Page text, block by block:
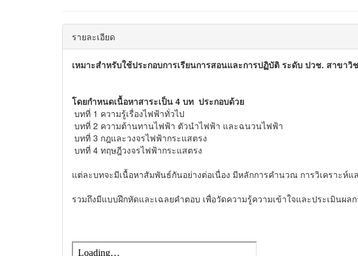
รายละเอียด
เหมาะสำหรับใช้ประกอบการเรียนการสอนและการปฏิบัติ ระดับ ปวช. สาขาวิ
โดยกำหนดเนื้อหาสาระเป็น 4 บท ประกอบด้วย
บทที่ 1 ความรู้เรื่องไฟฟ้าทั่วไป
บทที่ 2 ความต้านทานไฟฟ้า ตัวนำไฟฟ้า และฉนวนไฟฟ้า
บทที่ 3 กฎและวงจรไฟฟ้ากระแสตรง
บทที่ 4 ทฤษฎีวงจรไฟฟ้ากระแสตรง
แต่ละบทจะมีเนื้อหาสัมพันธ์กันอย่างต่อเนื่อง มีหลักการคำนวณ การวิเคราะ
รวมถึงมีแบบฝึกหัดและเฉลยคำตอบ เพื่อวัดความรู้ความเข้าใจและประเมินผลก